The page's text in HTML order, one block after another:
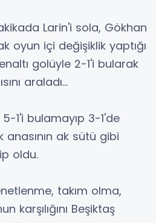
Larin'i sola, Gökhan
oyun içi değişiklik yaptığı
golüyle 2-1'i bularak
araladı...
1'i bulamayıp 3-1'de
anasının ak sütü gibi
oldu.
takım olma,
karşılığını Beşiktaş